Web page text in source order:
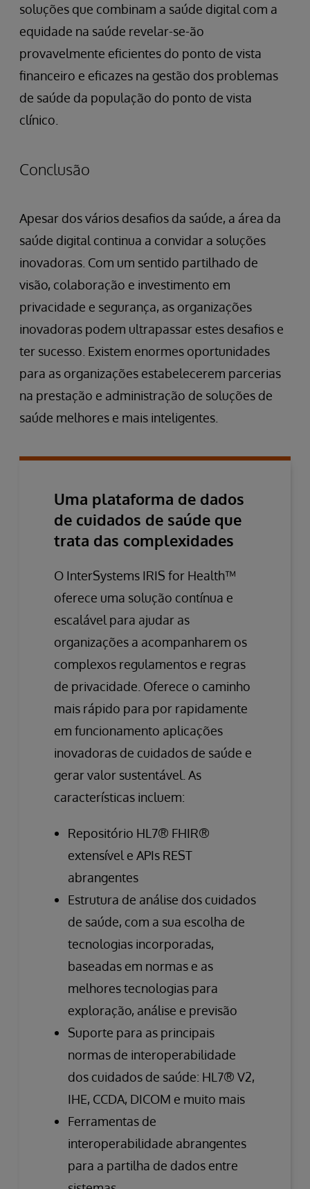
soluções que combinam a saúde digital com a
equidade na saúde revelar-se-ão
provavelmente eficientes do ponto de vista
financeiro e eficazes na gestão dos problemas
de saúde da população do ponto de vista
clínico.
Conclusão
Apesar dos vários desafios da saúde, a área da
saúde digital continua a convidar a soluções
inovadoras. Com um sentido partilhado de
visão, colaboração e investimento em
privacidade e segurança, as organizações
inovadoras podem ultrapassar estes desafios e
ter sucesso. Existem enormes oportunidades
para as organizações estabelecerem parcerias
na prestação e administração de soluções de
saúde melhores e mais inteligentes.
Uma plataforma de dados
de cuidados de saúde que
trata das complexidades
O InterSystems IRIS for Health™
oferece uma solução contínua e
escalável para ajudar as
organizações a acompanharem os
complexos regulamentos e regras
de privacidade. Oferece o caminho
mais rápido para por rapidamente
em funcionamento aplicações
inovadoras de cuidados de saúde e
gerar valor sustentável. As
características incluem:
Repositório HL7® FHIR®
extensível e APIs REST
abrangentes
Estrutura de análise dos cuidados
de saúde, com a sua escolha de
tecnologias incorporadas,
baseadas em normas e as
melhores tecnologias para
exploração, análise e previsão
Suporte para as principais
normas de interoperabilidade
dos cuidados de saúde: HL7® V2,
IHE, CCDA, DICOM e muito mais
Ferramentas de
interoperabilidade abrangentes
para a partilha de dados entre